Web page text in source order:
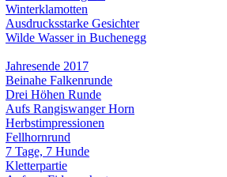
Winterklamotten
Ausdrucksstarke Gesichter
Wilde Wasser in Buchenegg
Jahresende 2017
Beinahe Falkenrunde
Drei Höhen Runde
Aufs Rangiswanger Horn
Herbstimpressionen
Fellhornrund
7 Tage, 7 Hunde
Kletterpartie